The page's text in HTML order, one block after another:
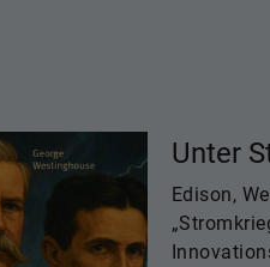
Unter
Edison,